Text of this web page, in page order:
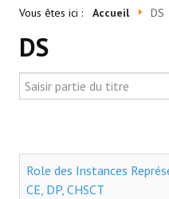
BLOG
Toutes les catégories
- - Slidehow Actu CSE et +
Vous êtes ici : Accueil DS
DS
Saisir partie du titre
Role des Instances
CE, DP, CHSCT